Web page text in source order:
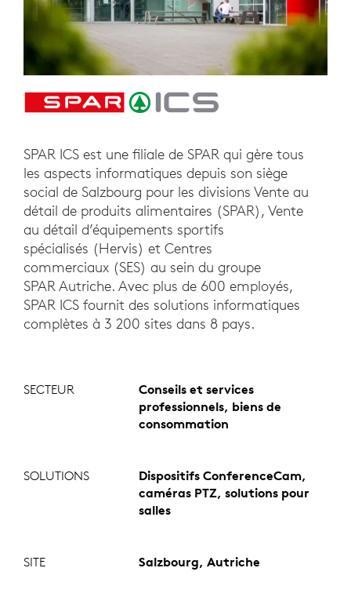
SPAR ICS est une filiale de SPAR qui gère tous
les aspects informatiques depuis son siège
social de Salzbourg pour les divisions Vente au
détail de produits alimentaires (SPAR), Vente
au détail d’équipements sportifs
spécialisés (Hervis) et Centres
commerciaux (SES) au sein du groupe
SPAR Autriche. Avec plus de 600 employés,
SPAR ICS fournit des solutions informatiques
complètes à 3 200 sites dans 8 pays.
SECTEUR
Conseils et services
professionnels, biens de
consommation
SOLUTIONS
Dispositifs ConferenceCam,
caméras PTZ, solutions pour
salles
SITE Salzbourg, Autriche